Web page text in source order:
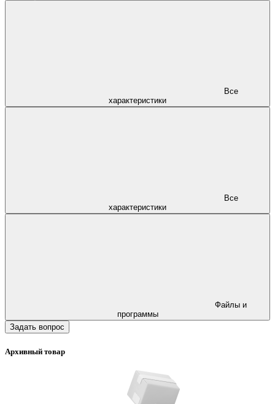
характеристики
характеристики
программы
Задать вопрос
Архивный товар